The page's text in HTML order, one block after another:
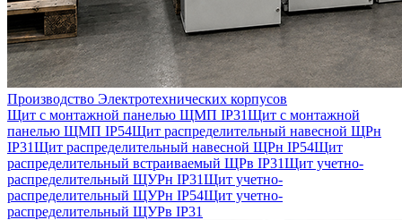
Производство Электротехнических корпусов
Щит с монтажной панелью ЩМП IP31Щит с монтажной
панелью ЩМП IP54Щит распределительный навесной ЩРн
IP31Щит распределительный навесной ЩРн IP54Щит
распределительный встраиваемый ЩРв IP31Щит учетно-
распределительный ЩУРн IP31Щит учетно-
распределительный ЩУРн IP54Щит учетно-
распределительный ЩУРв IP31